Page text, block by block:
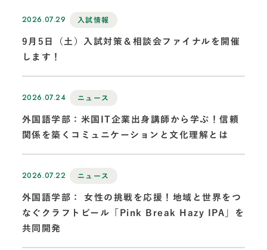
2026.07.29 入試情報
9月5日（土）入試対策＆相談会ファイナルを開催
します！
2026.07.24 ニュース
外国語学部：米国IT企業出身講師から学ぶ！信頼
関係を築くコミュニケーションと文化理解とは
2026.07.22 ニュース
外国語学部： 女性の挑戦を応援！地域と世界をつ
なぐクラフトビール「Pink Break Hazy IPA」を
共同開発